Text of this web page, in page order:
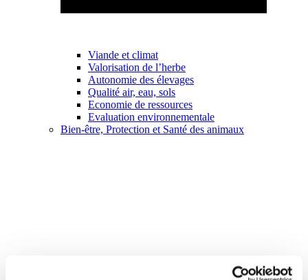
Viande et climat
Valorisation de l’herbe
Autonomie des élevages
Qualité air, eau, sols
Economie de ressources
Evaluation environnementale
Bien-être, Protection et Santé des animaux